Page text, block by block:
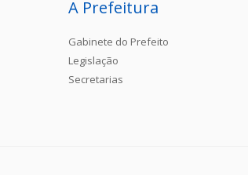
A Prefeitura
Gabinete do Prefeito
Legislação
Secretarias